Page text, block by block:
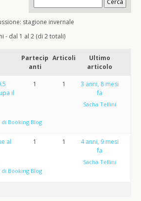
stagione invernale
- dal 1 al 2 (di 2 totali)
Partecip
anti
Articoli
Ultimo
articolo
il
Booking Blog
1 1
3 anni, 8 mesi
fa
Sacha Tellini
al
Booking Blog
1 1
4 anni, 9 mesi
fa
Sacha Tellini